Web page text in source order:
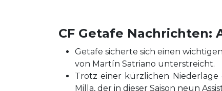
CF Getafe Nachrichten:
Getafe sicherte sich einen
von Martín Satriano unterstreicht.
Trotz einer kürzlichen
Milla, der in dieser Saison neun